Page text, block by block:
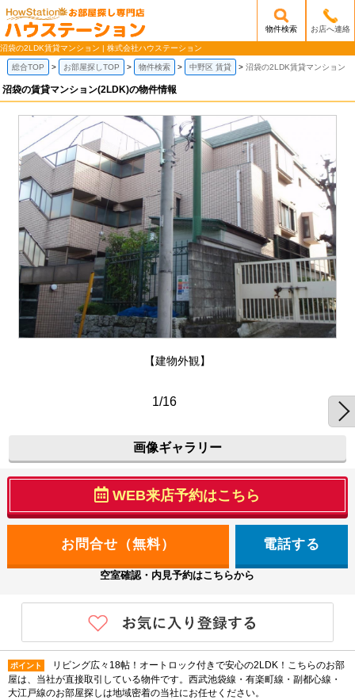
/mobile_img/head-logo.png
物件検索 お店へ連絡
沼袋の2LDK賃貸マンション | 株式会社ハウステーション
総合TOP お部屋探しTOP 物件検索 中野区 賃貸 沼袋の2LDK賃貸マンション
沼袋の賃貸マンション(2LDK)の物件情報
【建物外観】
1/16
画像ギャラリー
WEB来店予約はこちら
電話する
空室確認・内見予約はこちらから
ポイント
リビング広々18帖！オートロック付きで安心の2LDK！こちらのお部
屋は、当社が直接取引している物件です。西武池袋線・有楽町線・副都心線・
大江戸線のお部屋探しは地域密着の当社にお任せください。